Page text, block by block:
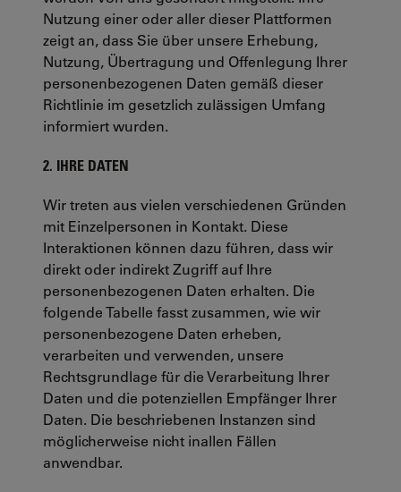
Nutzung einer oder aller dieser Plattformen
zeigt an, dass Sie über unsere Erhebung,
Nutzung, Übertragung und Offenlegung Ihrer
personenbezogenen Daten gemäß dieser
Richtlinie im gesetzlich zulässigen Umfang
informiert wurden.
2. IHRE DATEN
Wir treten aus vielen verschiedenen Gründen
mit Einzelpersonen in Kontakt. Diese
Interaktionen können dazu führen, dass wir
direkt oder indirekt Zugriff auf Ihre
personenbezogenen Daten erhalten. Die
folgende Tabelle fasst zusammen, wie wir
personenbezogene Daten erheben,
verarbeiten und verwenden, unsere
Rechtsgrundlage für die Verarbeitung Ihrer
Daten und die potenziellen Empfänger Ihrer
Daten. Die beschriebenen Instanzen sind
möglicherweise nicht inallen Fällen
anwendbar.